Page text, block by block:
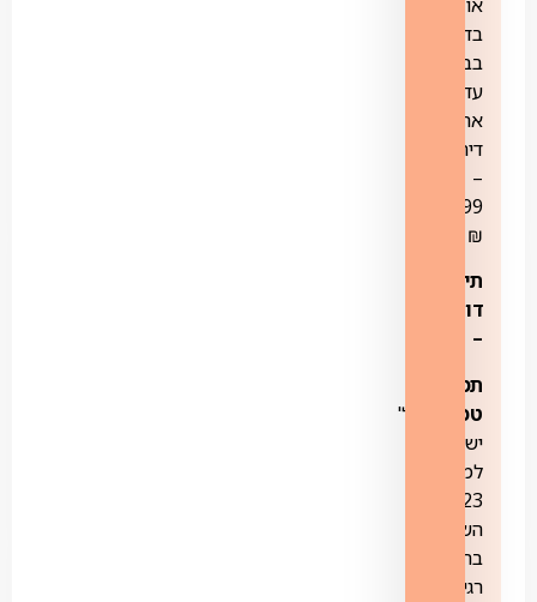
בדירה
בבניין
עד
ארבע
דירות
–
499
₪
תיבת
דוא"ל:
–
תמיכה
טכנית:
טל'
ישיר
למוקד:
השיחה
בתשלום
רגיל.